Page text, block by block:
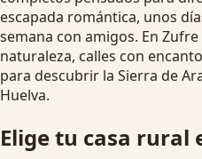
escapada romántica, unos
semana con amigos. En
naturaleza, calles con
para descubrir la Sierra de
Huelva.
Elige tu casa rural